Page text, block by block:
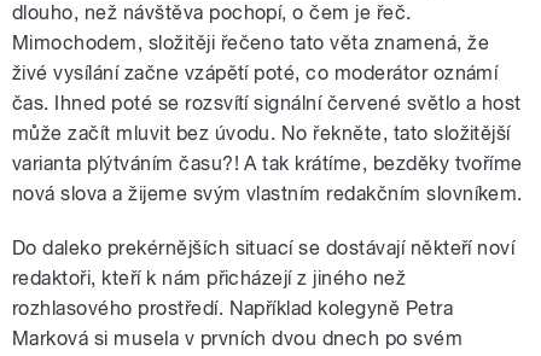
dlouho, než návštěva pochopí, o čem je řeč.
Mimochodem, složitěji řečeno tato věta znamená, že
živé vysílání začne vzápětí poté, co moderátor oznámí
čas. Ihned poté se rozsvítí signální červené světlo a host
může začít mluvit bez úvodu. No řekněte, tato složitější
varianta plýtváním času?! A tak krátíme, bezděky tvoříme
nová slova a žijeme svým vlastním redakčním slovníkem.
Do daleko prekérnějších situací se dostávají někteří noví
redaktoři, kteří k nám přicházejí z jiného než
rozhlasového prostředí. Například kolegyně Petra
Marková si musela v prvních dvou dnech po svém